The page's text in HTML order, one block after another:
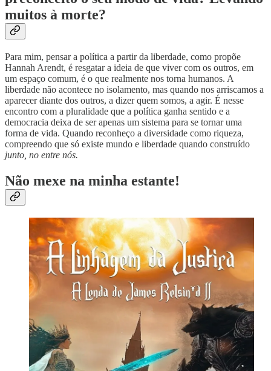
muitos à morte?
Para mim, pensar a política a partir da liberdade, como propõe
Hannah Arendt, é resgatar a ideia de que viver com os outros, em
um espaço comum, é o que realmente nos torna humanos. A
liberdade não acontece no isolamento, mas quando nos arriscamos a
aparecer diante dos outros, a dizer quem somos, a agir. É nesse
encontro com a pluralidade que a política ganha sentido e a
democracia deixa de ser apenas um sistema para se tornar uma
forma de vida. Quando reconheço a diversidade como riqueza,
compreendo que só existe mundo e liberdade quando construído
junto, no entre nós.
Não mexe na minha estante!